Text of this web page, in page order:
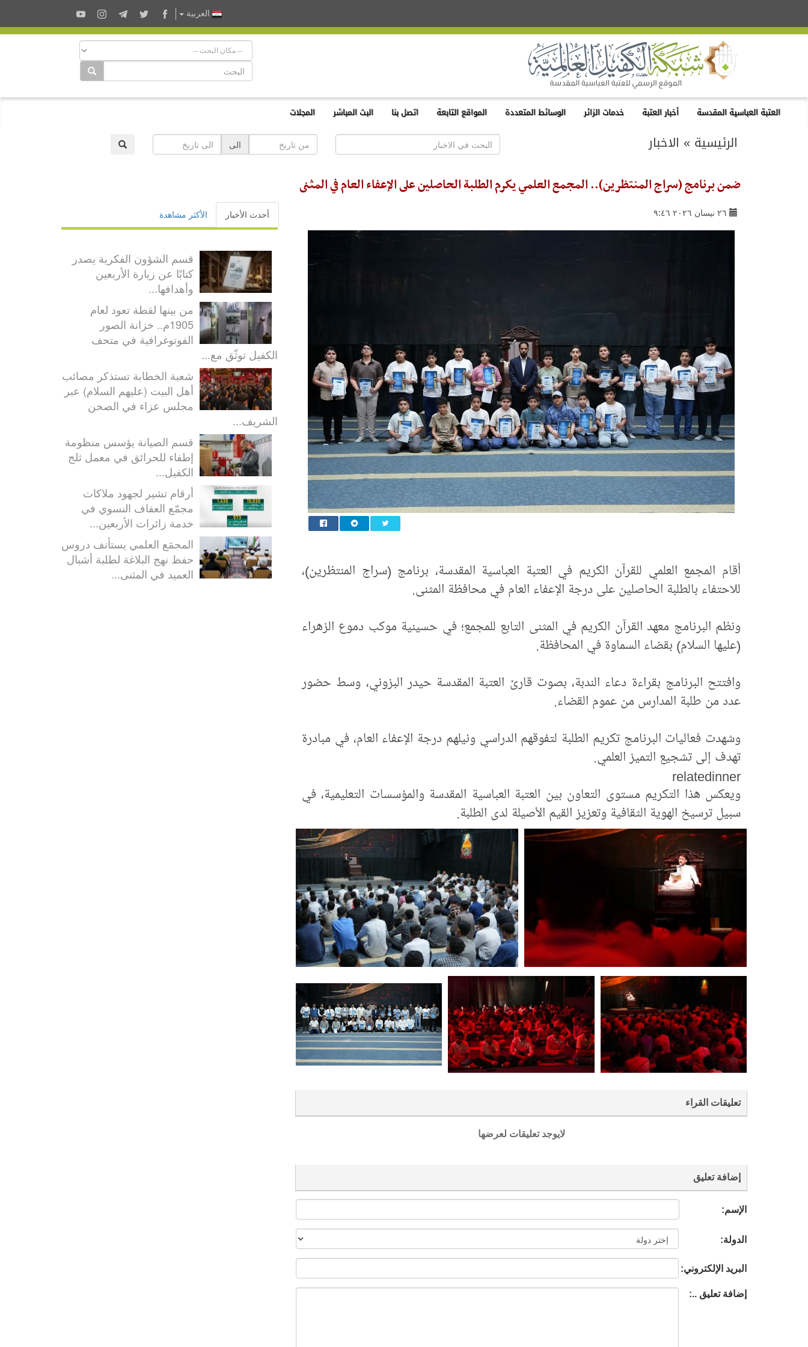
العربية
العتبة العباسية المقدسة أخبار العتبة خدمات الزائر الوسائط المتعددة المواقع التابعة اتصل بنا البث المباشر المجلات
الرئيسية » الاخبار الى
ضمن برنامج (سراج المنتظرين).. المجمع العلمي يكرم الطلبة الحاصلين على الإعفاء العام في المثنى
٢٦ نيسان ٢٠٢٦ ٩:٤٦
أقام المجمع العلمي للقرآن الكريم في العتبة العباسية المقدسة، برنامج (سراج المنتظرين)،
للاحتفاء بالطلبة الحاصلين على درجة الإعفاء العام في محافظة المثنى.
ونظم البرنامج معهد القرآن الكريم في المثنى التابع للمجمع؛ في حسينية موكب دموع الزهراء
(عليها السلام) بقضاء السماوة في المحافظة.
وافتتح البرنامج بقراءة دعاء الندبة، بصوت قارئ العتبة المقدسة حيدر البزوني، وسط حضور
عدد من طلبة المدارس من عموم القضاء.
وشهدت فعاليات البرنامج تكريم الطلبة لتفوقهم الدراسي ونيلهم درجة الإعفاء العام، في مبادرة
تهدف إلى تشجيع التميز العلمي.
relatedinner
ويعكس هذا التكريم مستوى التعاون بين العتبة العباسية المقدسة والمؤسسات التعليمية، في
سبيل ترسيخ الهوية الثقافية وتعزيز القيم الأصيلة لدى الطلبة.
تعليقات القراء
لايوجد تعليقات لعرضها
إضافة تعليق
الإسم:
الدولة:
البريد الإلكتروني:
إضافة تعليق ..:
أحدث الأخبار الأكثر مشاهدة
قسم الشؤون الفكرية يصدر
كتابًا عن زيارة الأربعين
وأهدافها...
من بينها لقطة تعود لعام
1905م.. خزانة الصور
الفوتوغرافية في متحف
الكفيل توثّق مع...
شعبة الخطابة تستذكر مصائب
أهل البيت (عليهم السلام) عبر
مجلس عزاء في الصحن
الشريف...
قسم الصيانة يؤسس منظومة
إطفاء للحرائق في معمل ثلج
الكفيل...
أرقام تشير لجهود ملاكات
مجمّع العفاف النسوي في
خدمة زائرات الأربعين...
المجمَع العلمي يستأنف دروس
حفظ نهج البلاغة لطلبة أشبال
العميد في المثنى...